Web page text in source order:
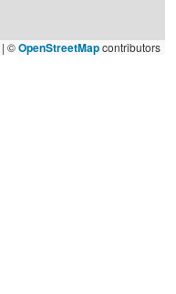
| ©OpenStreetMapcontributors